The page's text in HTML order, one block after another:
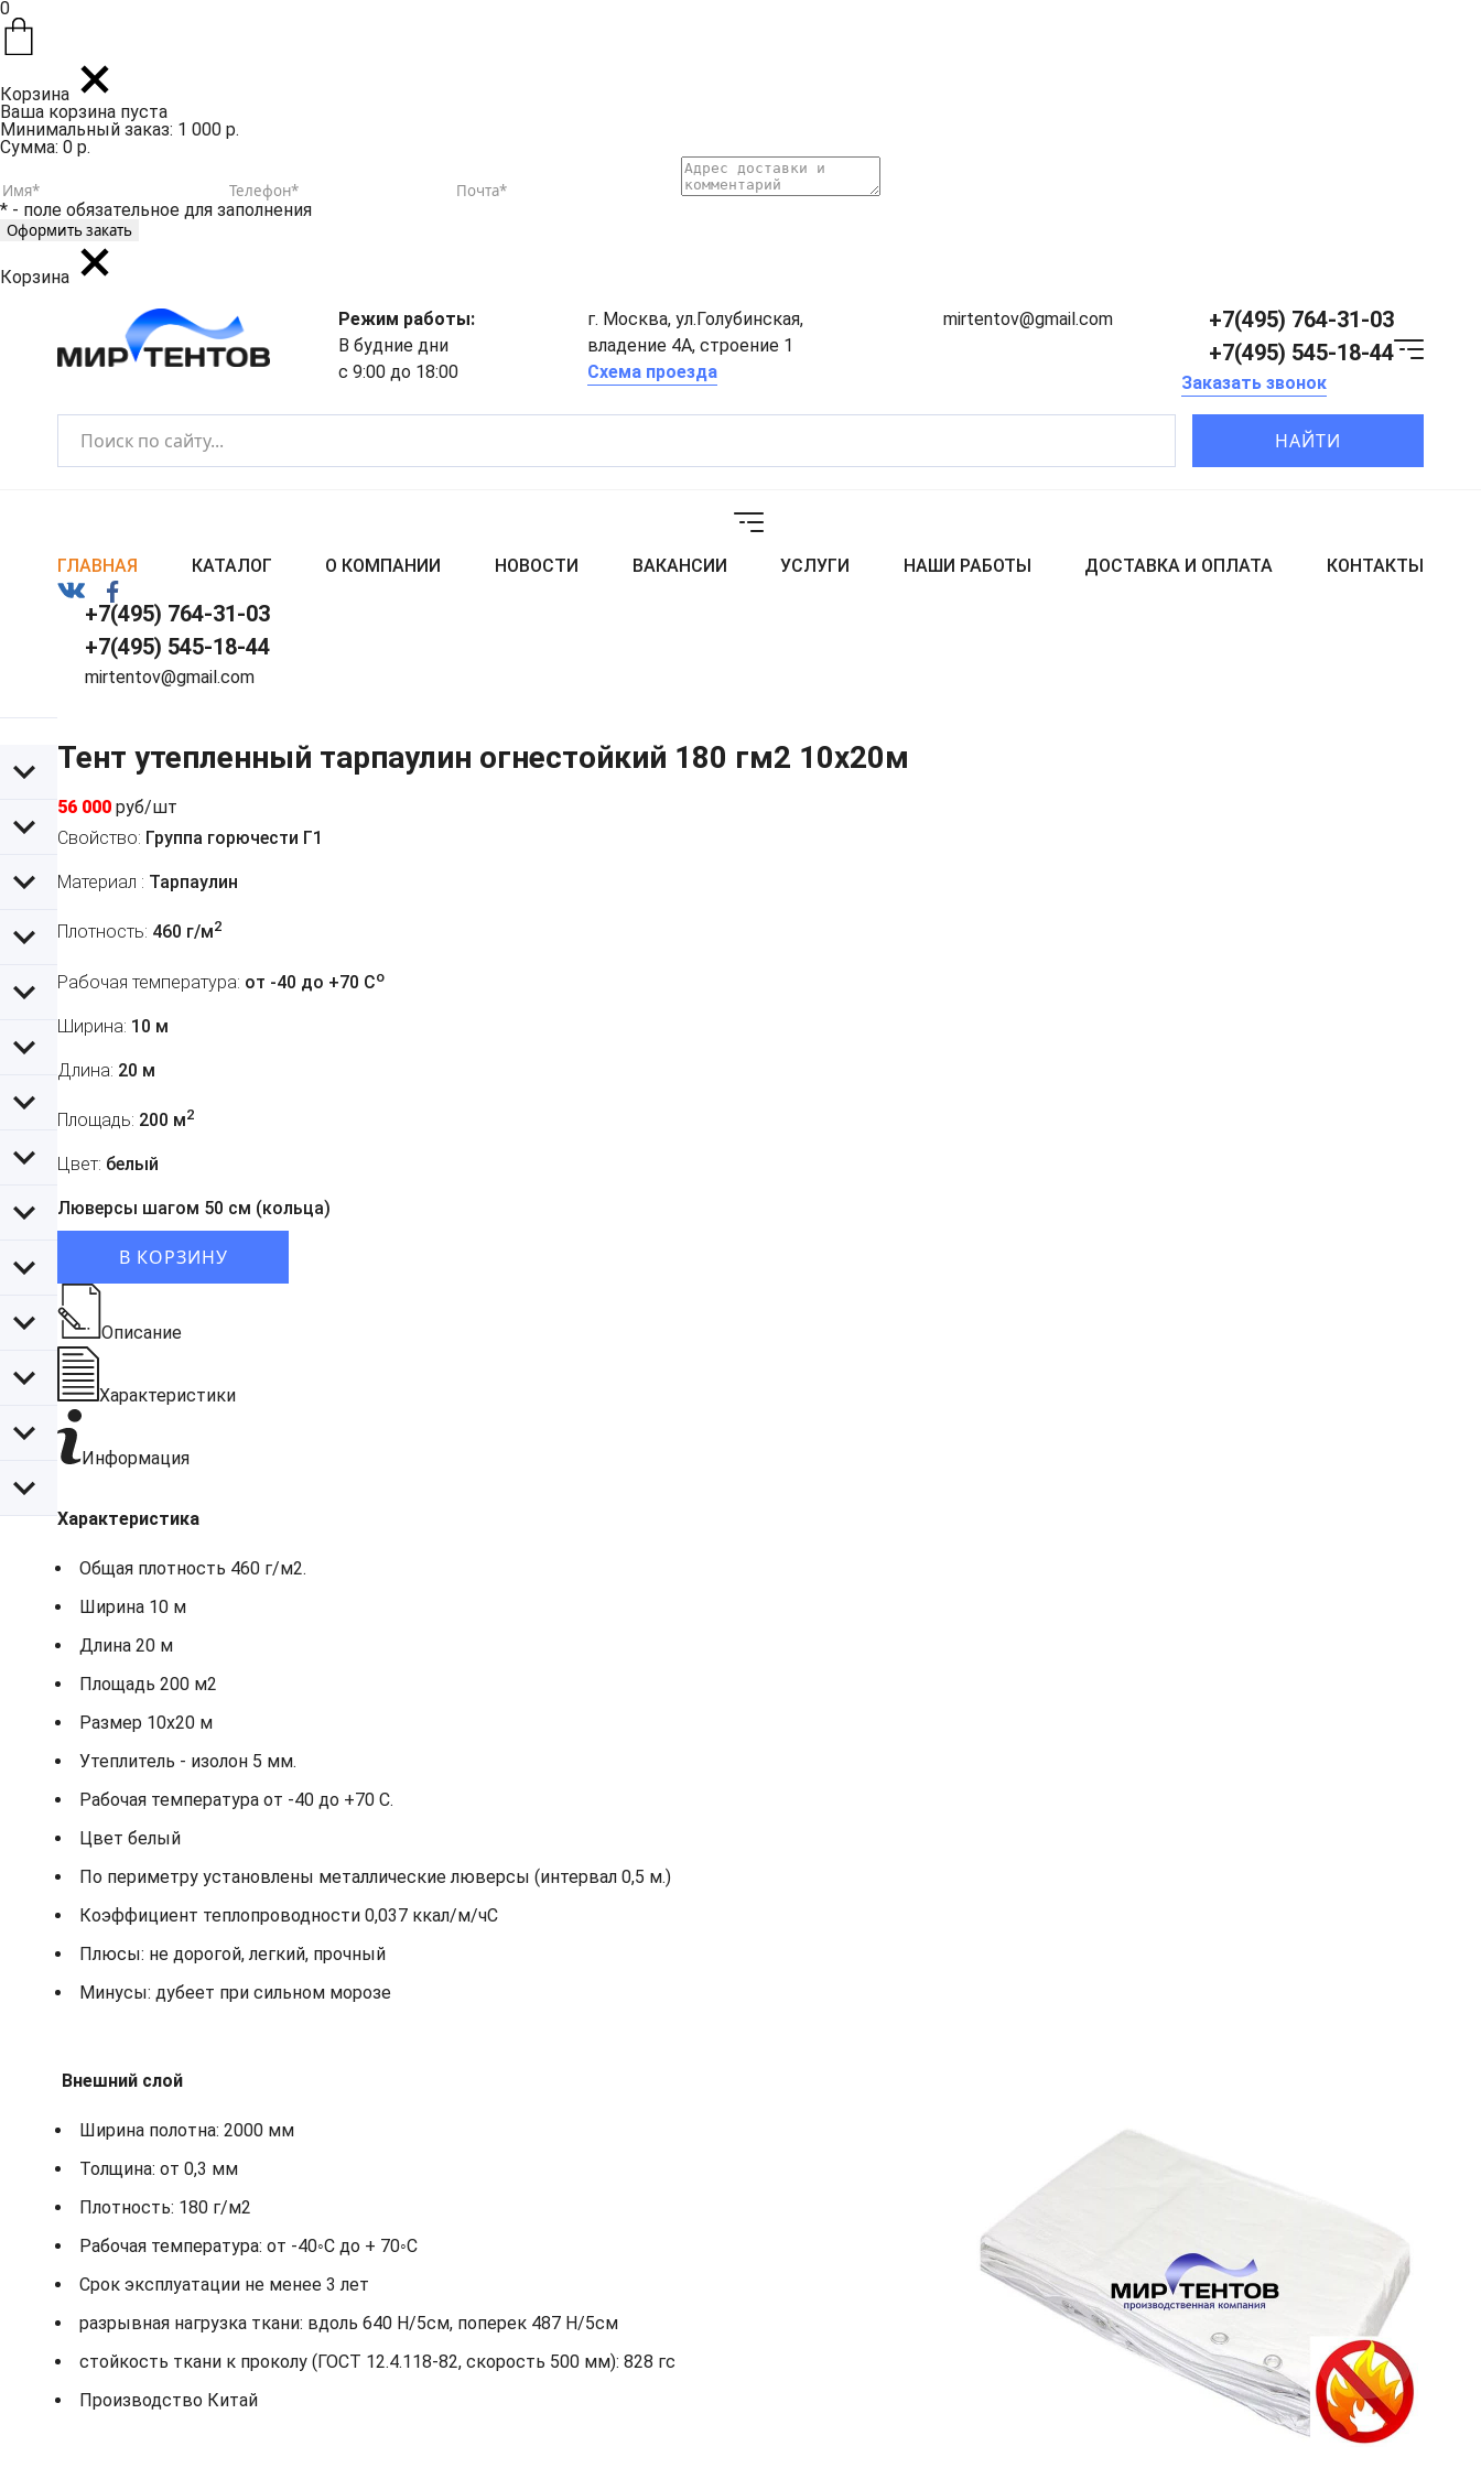
0
Корзина
Ваша корзина пуста
Минимальный заказ: 1 000 р.
Сумма: 0 р.
* - поле обязательное для заполнения
Корзина
Режим работы:
В будние дни
с 9:00 до 18:00
г. Москва, ул.Голубинская,
владение 4А, строение 1
Схема проезда
mirtentov@gmail.com
+7(495) 764-31-03
+7(495) 545-18-44
Заказать звонок
НАЙТИ
ГЛАВНАЯ КАТАЛОГ О КОМПАНИИ НОВОСТИ ВАКАНСИИ УСЛУГИ НАШИ РАБОТЫ ДОСТАВКА И ОПЛАТА КОНТАКТЫ
+7(495) 764-31-03
+7(495) 545-18-44
mirtentov@gmail.com
Тент утепленный тарпаулин огнестойкий 180 гм2 10x20м
56 000 руб/шт
Свойство: Группа горючести Г1
Материал : Тарпаулин
Плотность: 460 г/м2
Рабочая температура: от -40 до +70 Co
Ширина: 10 м
Длина: 20 м
Площадь: 200 м2
Цвет: белый
Люверсы шагом 50 см (кольца)
В КОРЗИНУ
Описание
Характеристики
Информация
Характеристика
Общая плотность 460 г/м2.
Ширина 10 м
Длина 20 м
Площадь 200 м2
Размер 10х20 м
Утеплитель - изолон 5 мм.
Рабочая температура от -40 до +70 С.
Цвет белый
По периметру установлены металлические люверсы (интервал 0,5 м.)
Коэффициент теплопроводности 0,037 ккал/м/чС
Плюсы: не дорогой, легкий, прочный
Минусы: дубеет при сильном морозе
Внешний слой
Ширина полотна: 2000 мм
Толщина: от 0,3 мм
Плотность: 180 г/м2
Рабочая температура: от -40◦С до + 70◦С
Срок эксплуатации не менее 3 лет
разрывная нагрузка ткани: вдоль 640 Н/5см, поперек 487 Н/5см
стойкость ткани к проколу (ГОСТ 12.4.118-82, скорость 500 мм): 828 гс
Производство Китай